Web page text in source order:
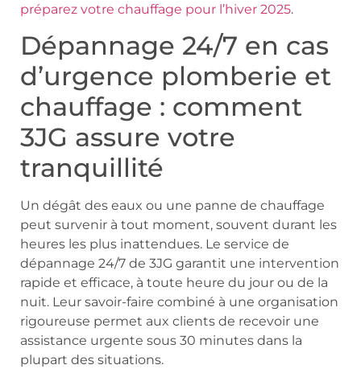
préparez votre chauffage pour l’hiver 2025.
Dépannage 24/7 en cas
d’urgence plomberie et
chauffage : comment
3JG assure votre
tranquillité
Un dégât des eaux ou une panne de chauffage
peut survenir à tout moment, souvent durant les
heures les plus inattendues. Le service de
dépannage 24/7 de 3JG garantit une intervention
rapide et efficace, à toute heure du jour ou de la
nuit. Leur savoir-faire combiné à une organisation
rigoureuse permet aux clients de recevoir une
assistance urgente sous 30 minutes dans la
plupart des situations.